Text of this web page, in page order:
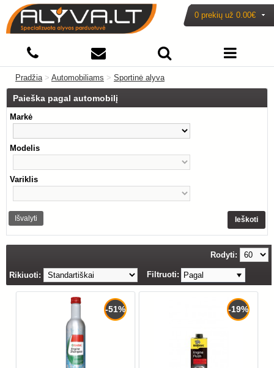
0 prekių už 0.00€
Pradžia> Automobiliams > Sportinė alyva
Paieška pagal automobilį
Markė
Modelis
Variklis
Išvalyti Ieškoti
Rodyti:
Rikiuoti: Filtruoti: Pagal
-51% -19%